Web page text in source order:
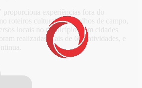
experiências fora do
roteiros culturais e trabalhos de campo,
locais no município e em cidades
realizadas mais de 600 atividades, e